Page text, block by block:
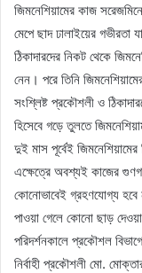
জিমনেশিয়ামের কাজ
মেপে ছাদ ঢালাইয়ের
ঠিকাদারদের নিকট থেকে
নেন। পরে তিনি
সংশ্লিষ্ট প্রকৌশলী ও
হিসেবে গড়ে তুলতে
দুই মাস পূর্বেই
এক্ষেত্রে অবশ্যই কাজের
কোনোভাবেই গ্রহণযোগ্য হবে
পাওয়া গেলে কোনো ছাড়
পরিদর্শনকালে প্রকৌশল
নির্বাহী প্রকৌশলী মো.